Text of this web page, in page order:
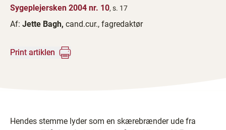
Sygeplejersken 2004 nr. 10, s. 17
Af: Jette Bagh, cand.cur., fagredaktør
Print artiklen
Hendes stemme lyder som en skærebrænder ude fra